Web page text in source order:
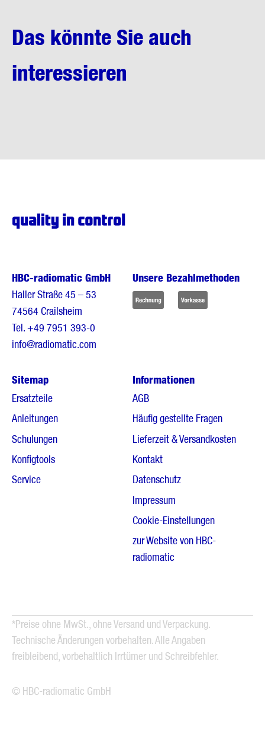
Das könnte Sie auch
interessieren
HBC-radiomatic GmbH
Haller Straße 45 – 53
74564 Crailsheim
Tel.+49 7951 393-0
info@radiomatic.com
Unsere Bezahlmethoden
Sitemap
Ersatzteile
Anleitungen
Schulungen
Konfigtools
Service
Informationen
AGB
Häufig gestellte Fragen
Lieferzeit & Versandkosten
Kontakt
Datenschutz
Impressum
Cookie-Einstellungen
zur Website von HBC-
radiomatic
*Preise ohne MwSt., ohne Versand und Verpackung.
Technische Änderungen vorbehalten. Alle Angaben
freibleibend, vorbehaltlich Irrtümer und Schreibfehler.
© HBC-radiomatic GmbH